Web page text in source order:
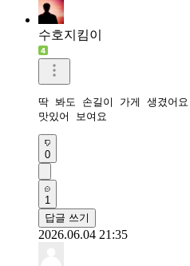
수호지킴이
딱 봐도 손길이 가게 생겼어요
맛있어 보여요
0
1
답글 쓰기
2026.06.04 21:35